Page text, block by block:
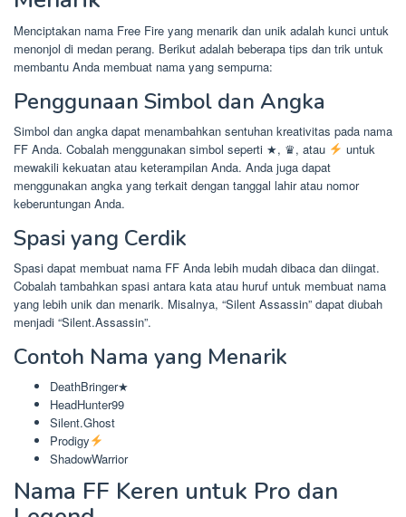
Menciptakan nama Free Fire yang menarik dan unik adalah kunci untuk
menonjol di medan perang. Berikut adalah beberapa tips dan trik untuk
membantu Anda membuat nama yang sempurna:
Penggunaan Simbol dan Angka
Simbol dan angka dapat menambahkan sentuhan kreativitas pada nama
FF Anda. Cobalah menggunakan simbol seperti ★, ♛, atau
untuk
mewakili kekuatan atau keterampilan Anda. Anda juga dapat
menggunakan angka yang terkait dengan tanggal lahir atau nomor
keberuntungan Anda.
Spasi yang Cerdik
Spasi dapat membuat nama FF Anda lebih mudah dibaca dan diingat.
Cobalah tambahkan spasi antara kata atau huruf untuk membuat nama
yang lebih unik dan menarik. Misalnya, “Silent Assassin” dapat diubah
menjadi “Silent.Assassin”.
Contoh Nama yang Menarik
DeathBringer★
HeadHunter99
Silent.Ghost
Prodigy
ShadowWarrior
Nama FF Keren untuk Pro dan